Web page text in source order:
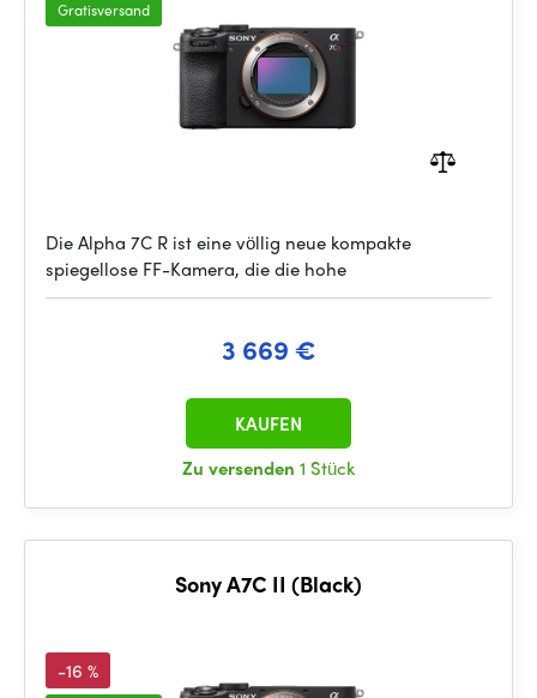
Gratisversand
Die Alpha 7C R ist eine völlig neue kompakte
spiegellose FF-Kamera, die die hohe
3 669 €
Zu versenden 1 Stück
KAUFEN
Sony A7C II (Black)
-16 %